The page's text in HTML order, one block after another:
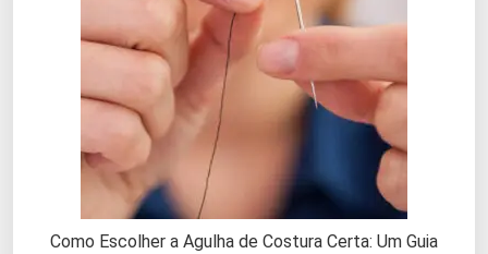
Como Escolher a Agulha de Costura Certa: Um Guia